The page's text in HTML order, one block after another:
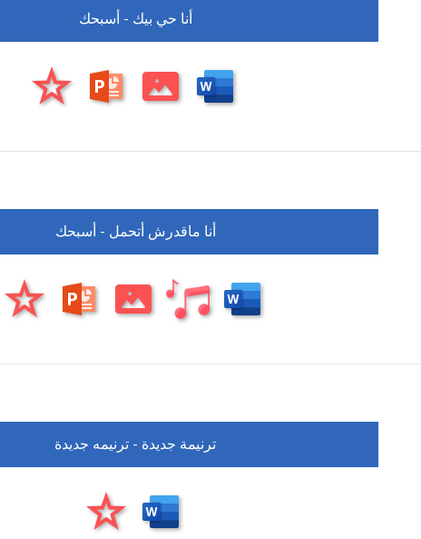
أنا حي بيك - أسبحك
أنا ماقدرش أتحمل - أسبحك
ترنيمة جديدة - ترنيمه جديدة